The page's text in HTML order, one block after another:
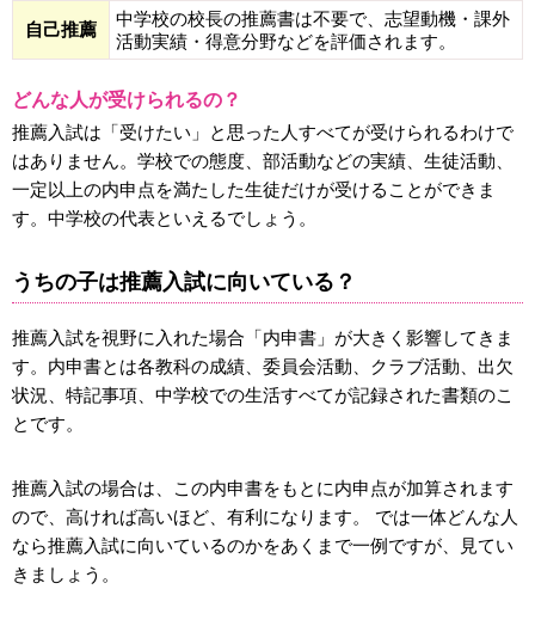
自己推薦
中学校の校長の推薦書は不要で、志望動機・課外
活動実績・得意分野などを評価されます。
どんな人が受けられるの？
推薦入試は「受けたい」と思った人すべてが受けられるわけで
はありません。学校での態度、部活動などの実績、生徒活動、
一定以上の内申点を満たした生徒だけが受けることができま
す。中学校の代表といえるでしょう。
うちの子は推薦入試に向いている？
推薦入試を視野に入れた場合「内申書」が大きく影響してきま
す。内申書とは各教科の成績、委員会活動、クラブ活動、出欠
状況、特記事項、中学校での生活すべてが記録された書類のこ
とです。
推薦入試の場合は、この内申書をもとに内申点が加算されます
ので、高ければ高いほど、有利になります。 では一体どんな人
なら推薦入試に向いているのかをあくまで一例ですが、見てい
きましょう。